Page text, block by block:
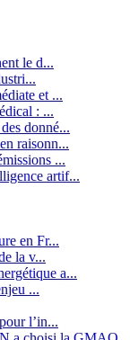
le d...
et ...
: ...
donné...
raisonn...
...
artif...
en Fr...
la v...
a...
...
l’in...